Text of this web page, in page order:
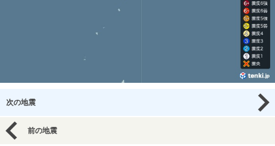
次の地震
前の地震